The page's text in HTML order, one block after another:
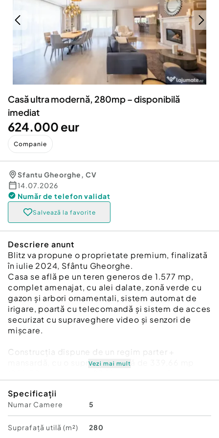
Servicii
Animale de companie
Afaceri și echipamente profesionale
Inchiriere Bunuri si Vehicule
Utilaje agricole si industriale
Piese auto si accesorii
Dacia Duster
Casă ultra modernă, 280mp – disponibilă
imediat
624.000 eur
Companie
Sfantu Gheorghe, CV
14.07.2026
Număr de telefon validat
Salvează la favorite
Descriere anunt
Blitz va propune o proprietate premium, finalizată
în iulie 2024, Sfântu Gheorghe.
Casa se află pe un teren generos de 1.577 mp,
complet amenajat, cu alei dalate, zonă verde cu
gazon și arbori ornamentali, sistem automat de
irigare, poartă cu telecomandă și sistem de acces
securizat cu supraveghere video și senzori de
mișcare.
Construcția dispune de un regim parter +
mansardă, cu o suprafață totală de 339,66 mp
Finisajele sunt de înaltă calitate: marmură,
travertin, quartz, mozaic și tencuială decorativă.
Încălzirea este prin pardoseală la parter și cu
Vezi mai mult
Specificații
Numar Camere 5
Suprafață utilă (m²) 280